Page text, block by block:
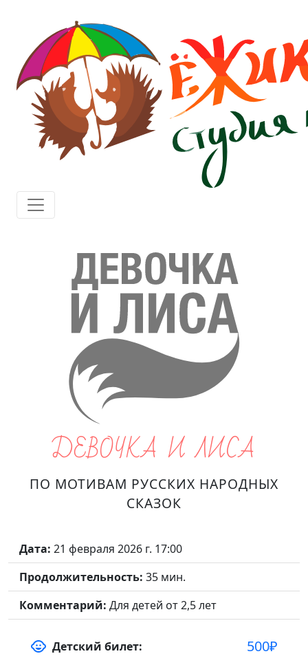
ДЕВОЧКА И ЛИСА
ПО МОТИВАМ РУССКИХ НАРОДНЫХ
СКАЗОК
Дата: 21 февраля 2026 г. 17:00
Продолжительность: 35 мин.
Комментарий: Для детей от 2,5 лет
child_care Детский билет: 500₽